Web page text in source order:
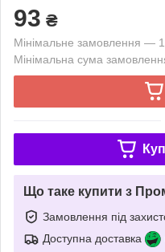
93 ₴
Мінімальне замовлення —
Мінімальна сума
Що таке купити з
Замовлення під
Доступна доставка